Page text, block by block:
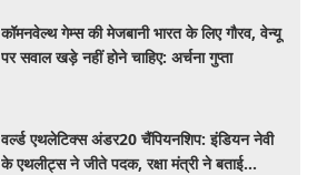
कॉमनवेल्थ गेम्स की मेजबानी भारत के लिए गौरव, वेन्यू
पर सवाल खड़े नहीं होने चाहिए: अर्चना गुप्ता
वर्ल्ड एथलेटिक्स अंडर20 चैंपियनशिप: इंडियन नेवी
के एथलीट्स ने जीते पदक, रक्षा मंत्री ने बताई